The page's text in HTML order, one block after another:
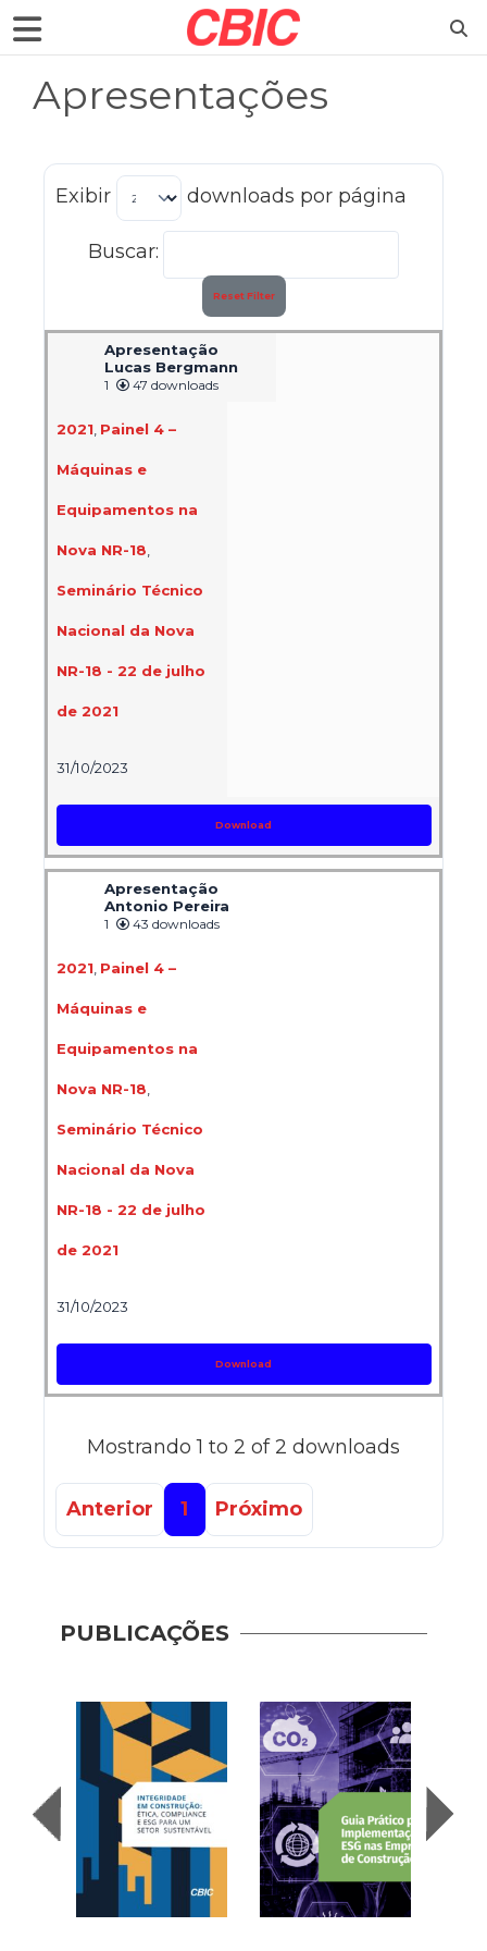
Apresentações
Exibir downloads por página
Buscar:
Reset Filter
Apresentação
Lucas Bergmann
1 47 downloads
2021 Painel 4 –
Máquinas e
Equipamentos na
Nova NR-18
Seminário Técnico
Nacional da Nova
NR-18 - 22 de julho
de 2021
31/10/2023
Download
Apresentação
Antonio Pereira
1 43 downloads
2021, Painel 4 –
Máquinas e
Equipamentos na
Nova NR-18
Seminário Técnico
Nacional da Nova
NR-18 - 22 de julho
de 2021
31/10/2023
Download
Mostrando 1 to 2 of 2 downloads
Anterior 1 Próximo
PUBLICAÇÕES